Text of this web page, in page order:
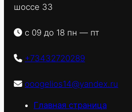
шоссе 33
с 09 до 18 пн — пт
+73432720289
ooogelios14@yandex.ru
Главная страница